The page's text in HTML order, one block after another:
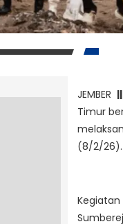
JEMBER ||
Timur
(8/2/26).
Kegiatan